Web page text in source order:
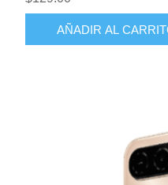
AÑADIR AL